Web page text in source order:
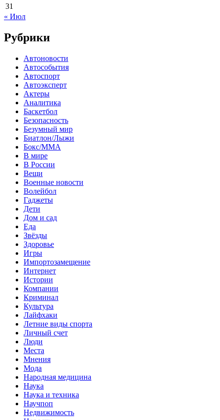
31
« Июл
Рубрики
Автоновости
Автособытия
Автоспорт
Автоэксперт
Актеры
Аналитика
Баскетбол
Безопасность
Безумный мир
Биатлон/Лыжи
Бокс/MMA
В мире
В России
Вещи
Военные новости
Волейбол
Гаджеты
Дети
Дом и сад
Еда
Звёзды
Здоровье
Игры
Импортозамещение
Интернет
Истории
Компании
Криминал
Культура
Лайфхаки
Летние виды спорта
Личный счет
Люди
Места
Мнения
Мода
Народная медицина
Наука
Наука и техника
Научпоп
Недвижимость